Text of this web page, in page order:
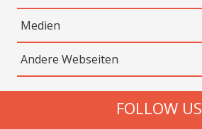
Medien
Andere Webseiten
FOLLOW US